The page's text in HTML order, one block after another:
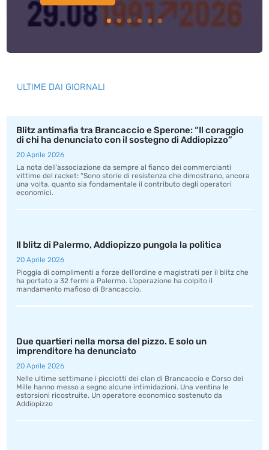
ULTIME DAI GIORNALI
Blitz antimafia tra Brancaccio e Sperone: “Il coraggio
di chi ha denunciato con il sostegno di Addiopizzo”
20 Aprile 2026
La nota dell’associazione da sempre al fianco dei commercianti
vittime del racket: “Sono storie di resistenza che dimostrano, ancora
una volta, quanto sia fondamentale il contributo degli operatori
economici.
Il blitz di Palermo, Addiopizzo pungola la politica
20 Aprile 2026
Pioggia di complimenti a forze dell’ordine e magistrati per il blitz che
ha portato a 32 fermi a Palermo. L’operazione ha colpito il
mandamento mafioso di Brancaccio.
Due quartieri nella morsa del pizzo. E solo un
imprenditore ha denunciato
20 Aprile 2026
Nelle ultime settimane i picciotti dei clan di Brancaccio e Corso dei
Mille hanno messo a segno alcune intimidazioni. Una ventina le
estorsioni ricostruite. Un operatore economico sostenuto da
Addiopizzo